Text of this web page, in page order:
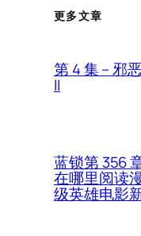
更多文章
第 4 集 – 邪
II
蓝锁第 356
在哪里阅读
级英雄电影